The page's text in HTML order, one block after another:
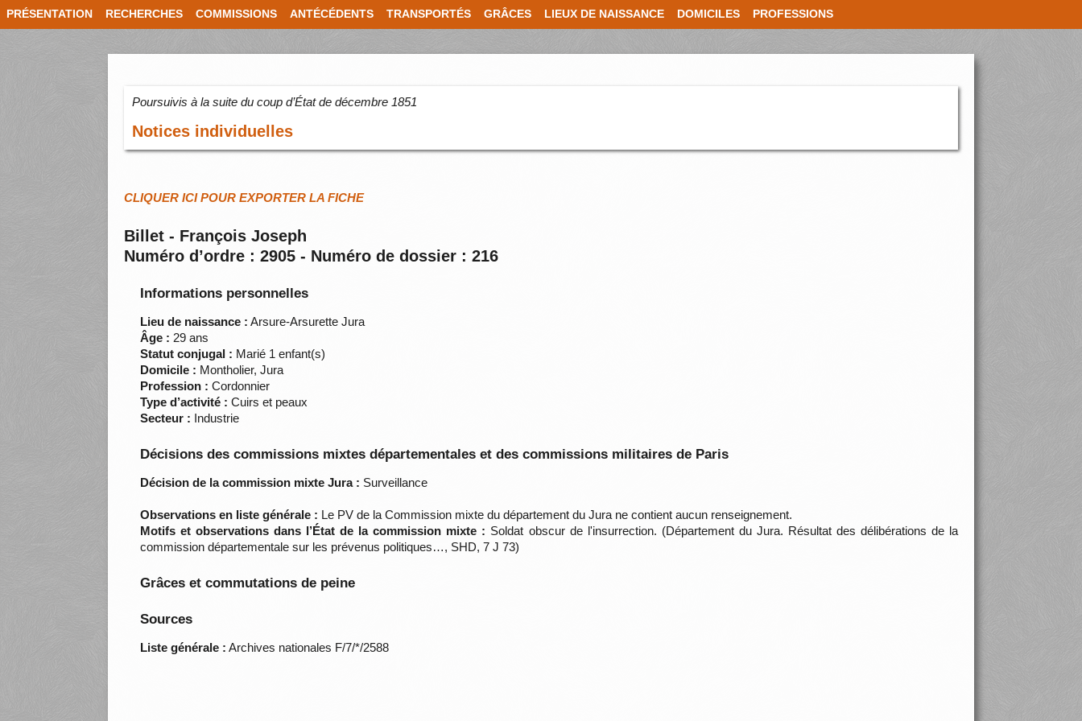
PRÉSENTATION RECHERCHES COMMISSIONS ANTÉCÉDENTS TRANSPORTÉS GRÂCES LIEUX DE NAISSANCE DOMICILES PROFESSIONS
Poursuivis à la suite du coup d’État de décembre 1851
Notices individuelles
CLIQUER ICI POUR EXPORTER LA FICHE
Billet - François Joseph
Numéro d’ordre : 2905 - Numéro de dossier : 216
Informations personnelles
Lieu de naissance : Arsure-Arsurette Jura
Âge : 29 ans
Statut conjugal : Marié 1 enfant(s)
Domicile : Montholier, Jura
Profession : Cordonnier
Type d’activité : Cuirs et peaux
Secteur : Industrie
Décisions des commissions mixtes départementales et des commissions militaires de Paris
Décision de la commission mixte Jura : Surveillance
Observations en liste générale : Le PV de la Commission mixte du département du Jura ne contient aucun renseignement.
Motifs et observations dans l’État de la commission mixte : Soldat obscur de l'insurrection. (Département du Jura. Résultat des délibérations de la
commission départementale sur les prévenus politiques…, SHD, 7 J 73)
Grâces et commutations de peine
Sources
Liste générale : Archives nationales F/7/*/2588